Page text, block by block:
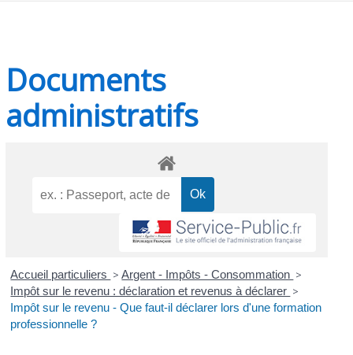
Documents
administratifs
Accueil particuliers > Argent - Impôts - Consommation >
Impôt sur le revenu : déclaration et revenus à déclarer >
Impôt sur le revenu - Que faut-il déclarer lors d'une formation
professionnelle ?